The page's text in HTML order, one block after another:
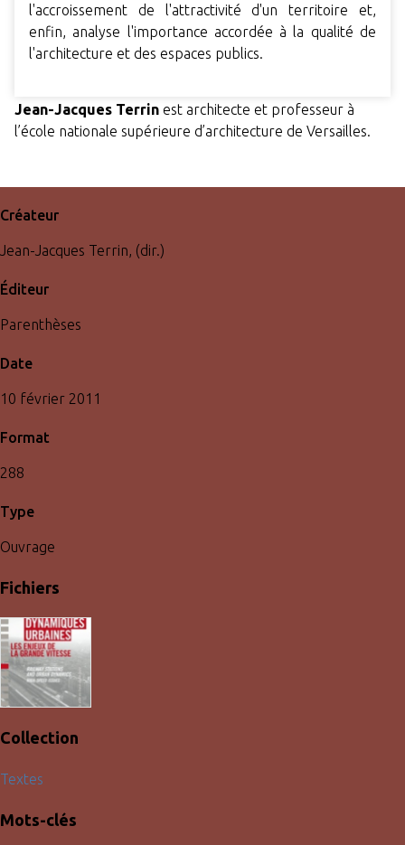
l'accroissement de l'attractivité d'un territoire et,
enfin, analyse l'importance accordée à la qualité de
l'architecture et des espaces publics.
Jean-Jacques Terrin est architecte et professeur à
l’école nationale supérieure d’architecture de Versailles.
Créateur
Jean-Jacques Terrin, (dir.)
Éditeur
Parenthèses
Date
10 février 2011
Format
288
Type
Ouvrage
Fichiers
Collection
Textes
Mots-clés